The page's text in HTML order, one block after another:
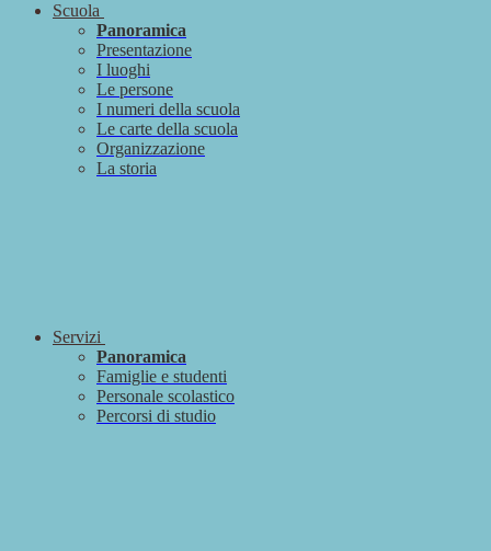
Scuola
Panoramica
Presentazione
I luoghi
Le persone
I numeri della scuola
Le carte della scuola
Organizzazione
La storia
Servizi
Panoramica
Famiglie e studenti
Personale scolastico
Percorsi di studio